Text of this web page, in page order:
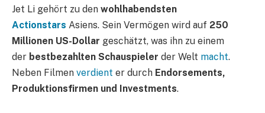
Jet Li gehört zu den wohlhabendsten
Actionstars Asiens. Sein Vermögen wird auf 250
Millionen US-Dollar geschätzt, was ihn zu einem
der bestbezahlten Schauspieler der Welt macht.
Neben Filmen verdient er durch Endorsements,
Produktionsfirmen und Investments.